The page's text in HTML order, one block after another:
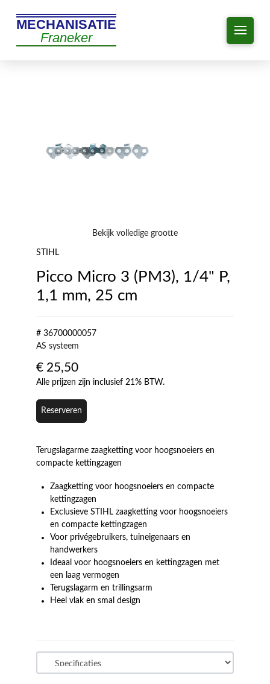
MECHANISATIE
Franeker
Bekijk volledige grootte
STIHL
Picco Micro 3 (PM3), 1/4" P,
1,1 mm, 25 cm
# 36700000057
AS systeem
€ 25,50
Alle prijzen zijn inclusief 21% BTW.
Reserveren
Terugslagarme zaagketting voor hoogsnoeiers en
compacte kettingzagen
Zaagketting voor hoogsnoeiers en compacte
kettingzagen
Exclusieve STIHL zaagketting voor hoogsnoeiers
en compacte kettingzagen
Voor privégebruikers, tuineigenaars en
handwerkers
Ideaal voor hoogsnoeiers en kettingzagen met
een laag vermogen
Terugslagarm en trillingsarm
Heel vlak en smal design